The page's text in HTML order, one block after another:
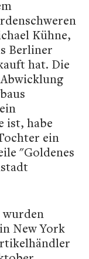
Kühne,
Berliner
hat. Die
ist, habe
ein
"Goldenes
wurden
New York